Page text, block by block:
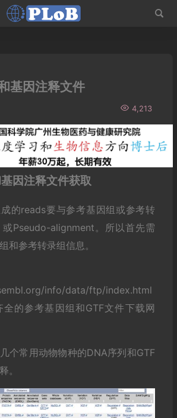
基因注释文件
4,213
因注释文件获取
的reads要与参考基因组或参考转
Pseudo-alignment。所以首先需
和参考转录组信息。
info/data/ftp/index.html
全的参考基因组和GTF文件下载网
个常用动物物种的DNA序列和GTF
。